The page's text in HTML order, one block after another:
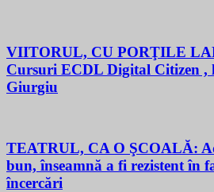
VIITORUL, CU PORŢILE
Cursuri ECDL Digital Citizen ,
Giurgiu
TEATRUL, CA O ŞCOALĂ:
bun, înseamnă a fi rezistent în
încercări